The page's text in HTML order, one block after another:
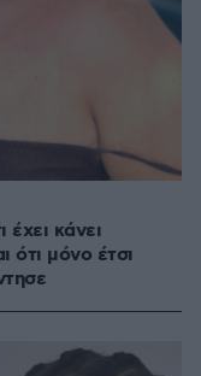
κάνει
ότι μόνο έτσι